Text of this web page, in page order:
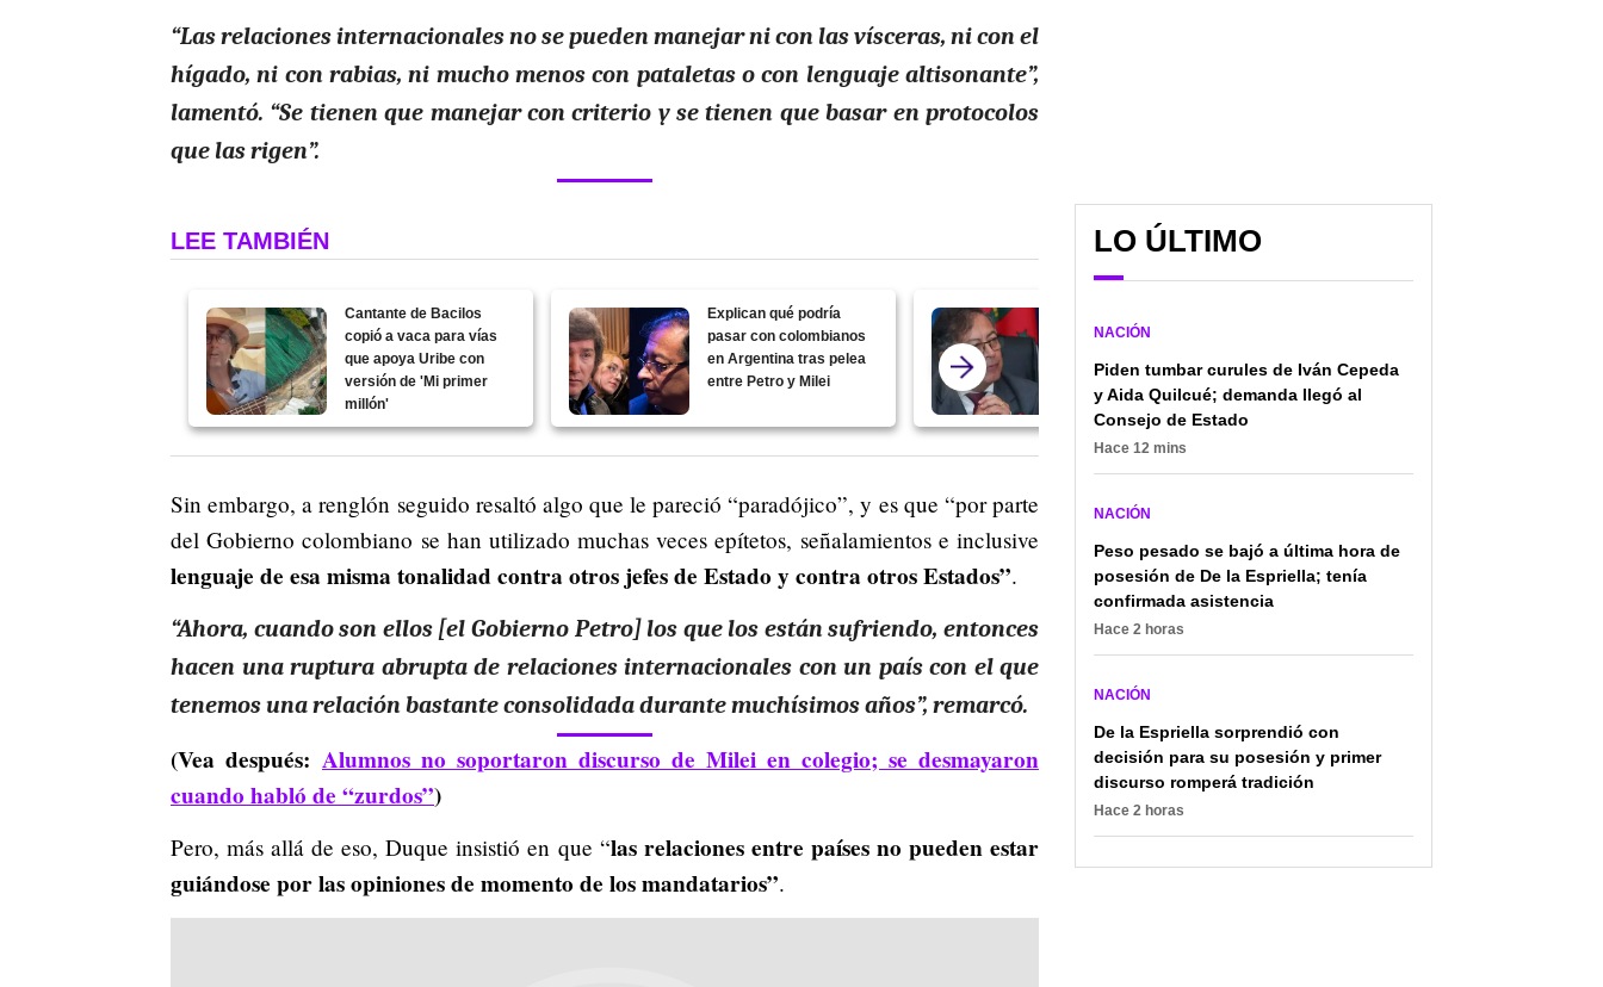
“Las relaciones internacionales no se pueden manejar ni con las vísceras, ni con el
hígado, ni con rabias, ni mucho menos con pataletas o con lenguaje altisonante”,
lamentó. “Se tienen que manejar con criterio y se tienen que basar en protocolos
que las rigen”.
LEE TAMBIÉN
Cantante de Bacilos
copió a vaca para vías
que apoya Uribe con
versión de 'Mi primer
millón'
Explican qué podría
pasar con colombianos
en Argentina tras pelea
entre Petro y Milei
sufre": Petro
luego de que lo llamó
"terrorista"
Sin embargo, a renglón seguido resaltó algo que le pareció “paradójico”, y es que “por parte
del Gobierno colombiano se han utilizado muchas veces epítetos, señalamientos e inclusive
lenguaje de esa misma tonalidad contra otros jefes de Estado y contra otros Estados”.
“Ahora, cuando son ellos [el Gobierno Petro] los que los están sufriendo, entonces
hacen una ruptura abrupta de relaciones internacionales con un país con el que
tenemos una relación bastante consolidada durante muchísimos años”, remarcó.
(Vea después: Alumnos no soportaron discurso de Milei en colegio; se desmayaron
cuando habló de “zurdos”)
Pero, más allá de eso, Duque insistió en que “las relaciones entre países no pueden estar
guiándose por las opiniones de momento de los mandatarios”.
LO ÚLTIMO
NACIÓN
Piden tumbar curules de Iván Cepeda
y Aida Quilcué; demanda llegó al
Consejo de Estado
Hace 12 mins
NACIÓN
Peso pesado se bajó a última hora de
posesión de De la Espriella; tenía
confirmada asistencia
Hace 2 horas
NACIÓN
De la Espriella sorprendió con
decisión para su posesión y primer
discurso romperá tradición
Hace 2 horas